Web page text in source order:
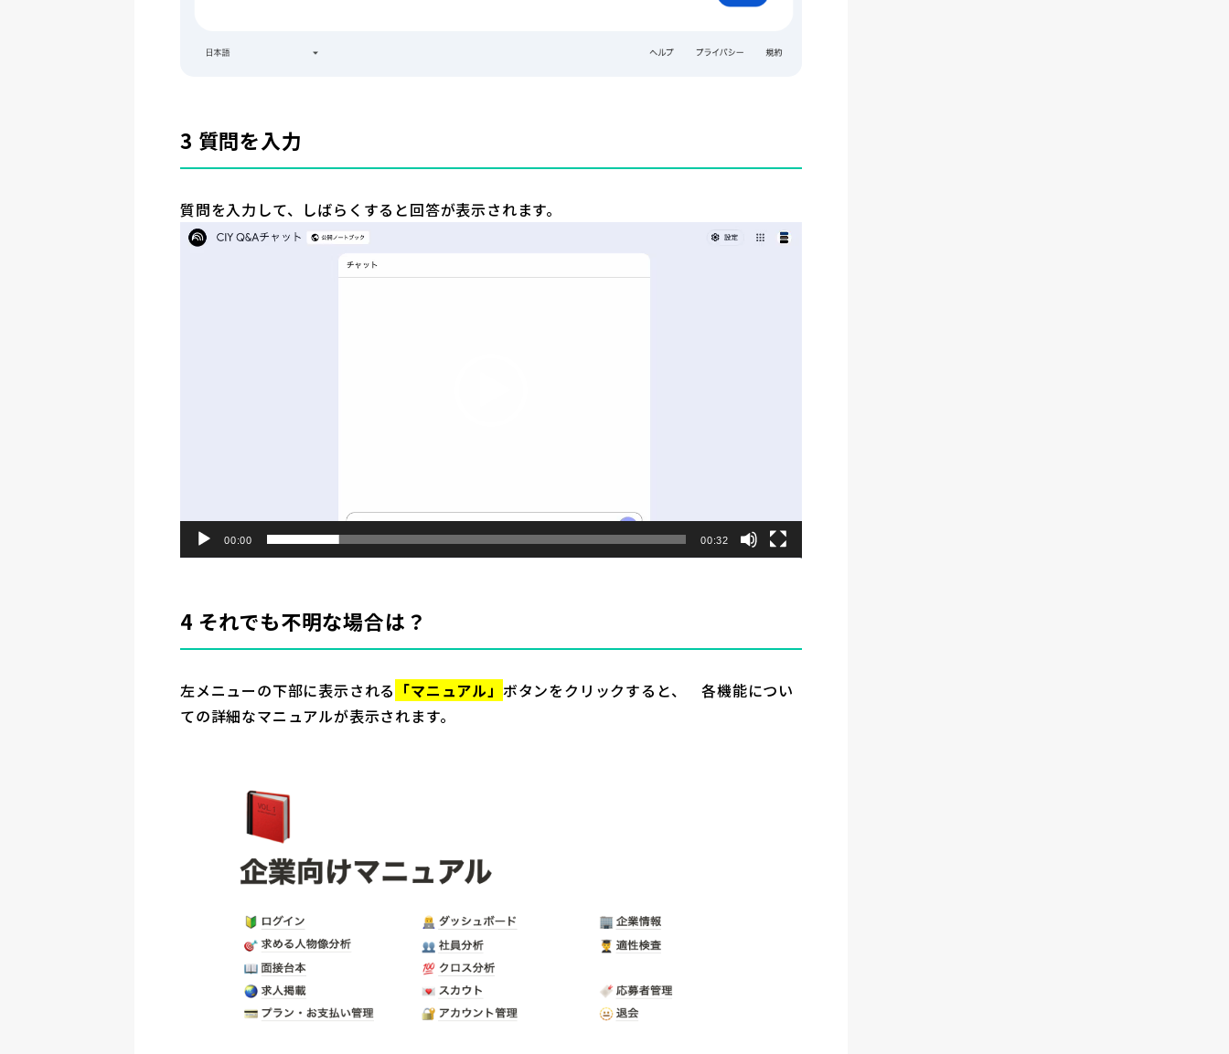
3 質問を入力
質問を入力して、しばらくすると回答が表示されます。
動
00:00 00:32
4 それでも不明な場合は？
左メニューの下部に表示される 「マニュアル」 ボタンをクリックすると、 各機能につい
ての詳細なマニュアルが表示されます。